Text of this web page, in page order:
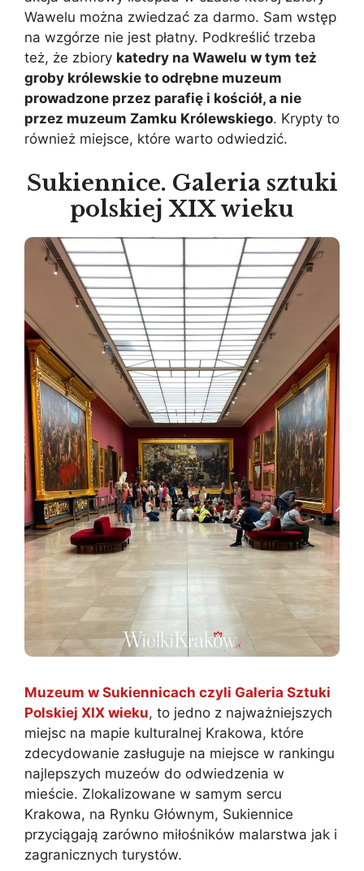
Wawelu można zwiedzać za darmo. Sam wstęp
na wzgórze nie jest płatny. Podkreślić trzeba
też, że zbiory katedry na Wawelu w tym też
groby królewskie to odrębne muzeum
prowadzone przez parafię i kościół, a nie
przez muzeum Zamku Królewskiego. Krypty to
również miejsce, które warto odwiedzić.
Sukiennice. Galeria sztuki
polskiej XIX wieku
Muzeum w Sukiennicach czyli Galeria Sztuki
Polskiej XIX wieku, to jedno z najważniejszych
miejsc na mapie kulturalnej Krakowa, które
zdecydowanie zasługuje na miejsce w rankingu
najlepszych muzeów do odwiedzenia w
mieście. Zlokalizowane w samym sercu
Krakowa, na Rynku Głównym, Sukiennice
przyciągają zarówno miłośników malarstwa jak i
zagranicznych turystów.